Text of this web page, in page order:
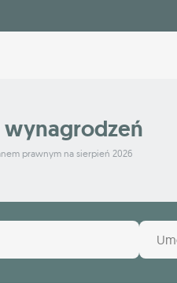
prawnym na sierpień 2026